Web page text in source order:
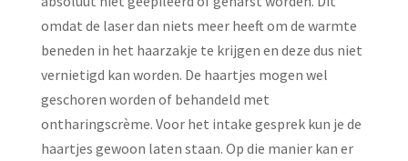
omdat de laser dan niets meer heeft om de warmte
beneden in het haarzakje te krijgen en deze dus niet
vernietigd kan worden. De haartjes mogen wel
geschoren worden of behandeld met
ontharingscrème. Voor het intake gesprek kun je de
haartjes gewoon laten staan. Op die manier kan er